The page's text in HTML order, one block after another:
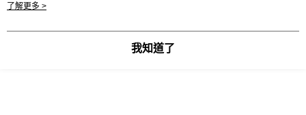
用條款之 Cookie 聲明使用 cookie。
了解更多 >
我知道了